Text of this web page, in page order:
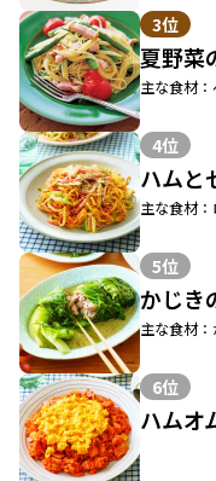
3位
夏野菜
主な食材
4位
ハムと
主な食材
5位
かじき
主な食材
6位
ハムオ